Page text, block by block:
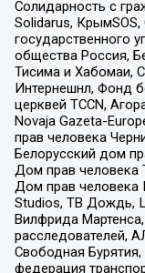
Солидарность с
Solidarus, КрымSOS,
государственного
общества Россия,
Тисима и Хабомаи,
Интернешнл, Фонд
церквей TCCN,
Novaja Gazeta-
прав человека
Белорусский дом
Дом прав человека
Дом прав человека
Studios, ТВ Дождь,
Вилфрида
расследователей,
Свободная
федерация